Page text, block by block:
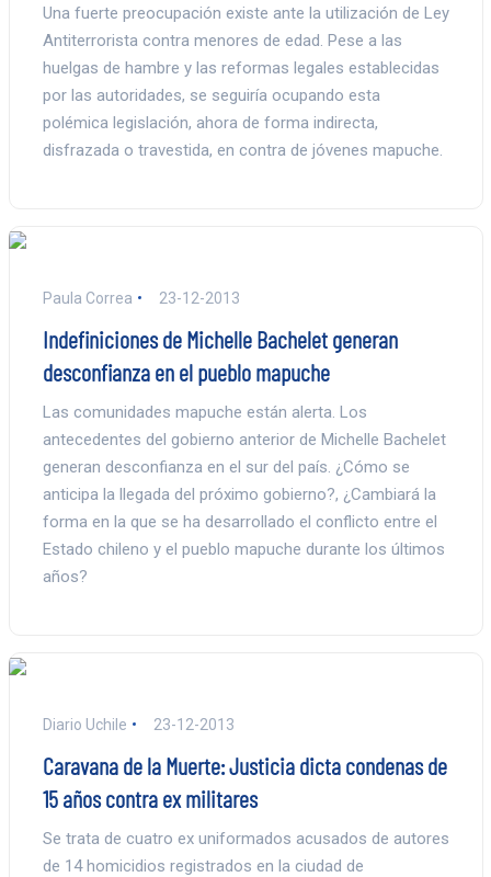
Una fuerte preocupación existe ante la utilización de Ley
Antiterrorista contra menores de edad. Pese a las
huelgas de hambre y las reformas legales establecidas
por las autoridades, se seguiría ocupando esta
polémica legislación, ahora de forma indirecta,
disfrazada o travestida, en contra de jóvenes mapuche.
Paula Correa 23-12-2013
Indefiniciones de Michelle Bachelet generan
desconfianza en el pueblo mapuche
Las comunidades mapuche están alerta. Los
antecedentes del gobierno anterior de Michelle Bachelet
generan desconfianza en el sur del país. ¿Cómo se
anticipa la llegada del próximo gobierno?, ¿Cambiará la
forma en la que se ha desarrollado el conflicto entre el
Estado chileno y el pueblo mapuche durante los últimos
años?
Diario Uchile 23-12-2013
Caravana de la Muerte: Justicia dicta condenas de
15 años contra ex militares
Se trata de cuatro ex uniformados acusados de autores
de 14 homicidios registrados en la ciudad de